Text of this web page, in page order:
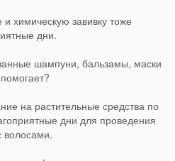
химическую завивку тоже
дни.
шампуни, бальзамы, маски
на растительные средства по
дни для проведения
волосами.